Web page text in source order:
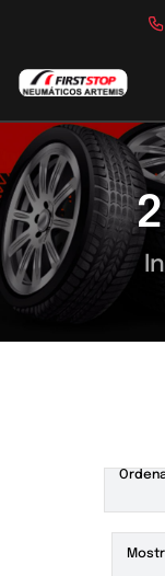
contenido
Inicio
Nosotros
Servicios
Tienda